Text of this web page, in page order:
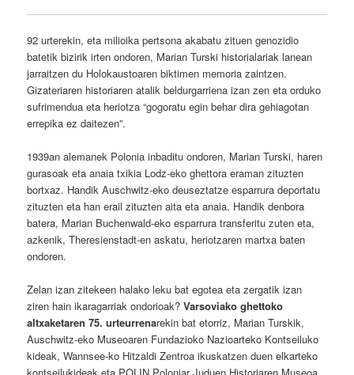
92 urterekin, eta milioika pertsona akabatu zituen genozidio
batetik bizirik irten ondoren, Marian Turski historialariak lanean
jarraitzen du Holokaustoaren biktimen memoria zaintzen.
Gizateriaren historiaren atalik beldurgarriena izan zen eta orduko
sufrimendua eta heriotza “gogoratu egin behar dira gehiagotan
errepika ez daitezen”.
1939an alemanek Polonia inbaditu ondoren, Marian Turski, haren
gurasoak eta anaia txikia Lodz-eko ghettora eraman zituzten
bortxaz. Handik Auschwitz-eko deuseztatze esparrura deportatu
zituzten eta han erail zituzten aita eta anaia. Handik denbora
batera, Marian Buchenwald-eko esparrura transferitu zuten eta,
azkenik, Theresienstadt-en askatu, heriotzaren martxa baten
ondoren.
Zelan izan zitekeen halako leku bat egotea eta zergatik izan
ziren hain ikaragarriak ondorioak?Varsoviako ghettoko
altxaketaren 75. urteurrenarekin bat etorriz, Marian Turskik,
Auschwitz-eko Museoaren Fundazioko Nazioarteko Kontseiluko
kideak, Wannsee-ko Hitzaldi Zentroa ikuskatzen duen elkarteko